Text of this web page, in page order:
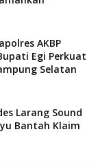
AKBP
Egi Perkuat
Selatan
Larang Sound
Bantah Klaim